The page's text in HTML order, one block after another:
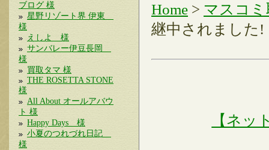
ブログ 様
星野リゾート界 伊東
様
えしよ 様
サンバレー伊豆長岡
様
買取タマ 様
THE ROSETTA STONE
様
All About オールアバウ
ト 様
Happy Days 様
小夏のつれづれ日記
様
Home > マスコミ
継中されました!
【ネッ